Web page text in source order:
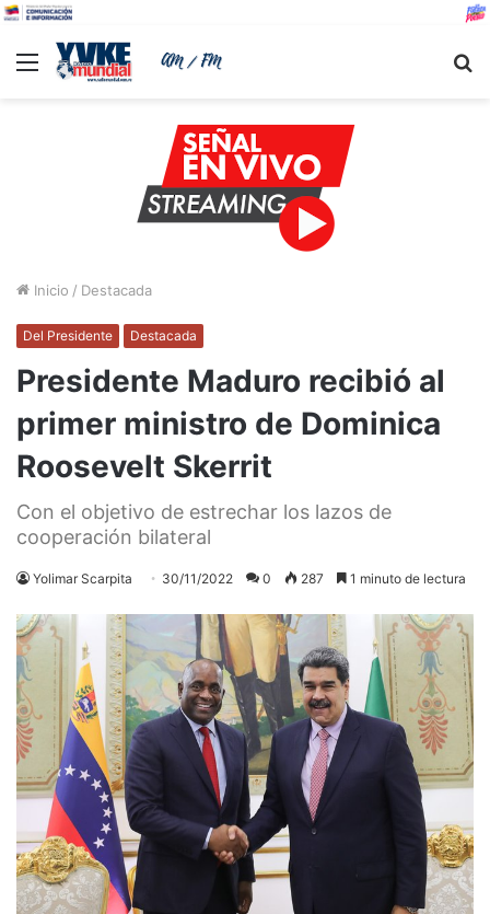
Menu
Inicio / Destacada
Del Presidente Destacada
Presidente Maduro recibió al
primer ministro de Dominica
Roosevelt Skerrit
Con el objetivo de estrechar los lazos de
cooperación bilateral
Yolimar Scarpita 30/11/2022 0 287 1 minuto de lectura